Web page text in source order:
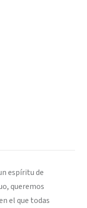
espíritu de
queremos
el que todas